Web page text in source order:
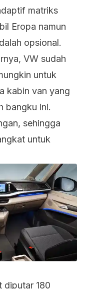
matriks
Eropa namun
opsional.
VW sudah
untuk
kabin van yang
bangku ini.
sehingga
untuk
diputar 180